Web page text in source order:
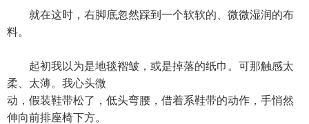
就在这时，右脚底忽然踩到一个软软的、微微湿润的布
料。
起初我以为是地毯褶皱，或是掉落的纸巾。可那触感太
柔、太薄。我心头微
动，假装鞋带松了，低头弯腰，借着系鞋带的动作，手悄然
伸向前排座椅下方。